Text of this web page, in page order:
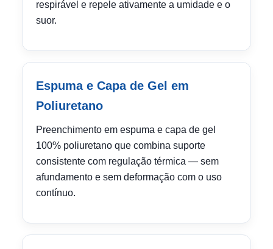
respirável e repele ativamente a umidade e o
suor.
Espuma e Capa de Gel em
Poliuretano
Preenchimento em espuma e capa de gel
100% poliuretano que combina suporte
consistente com regulação térmica — sem
afundamento e sem deformação com o uso
contínuo.